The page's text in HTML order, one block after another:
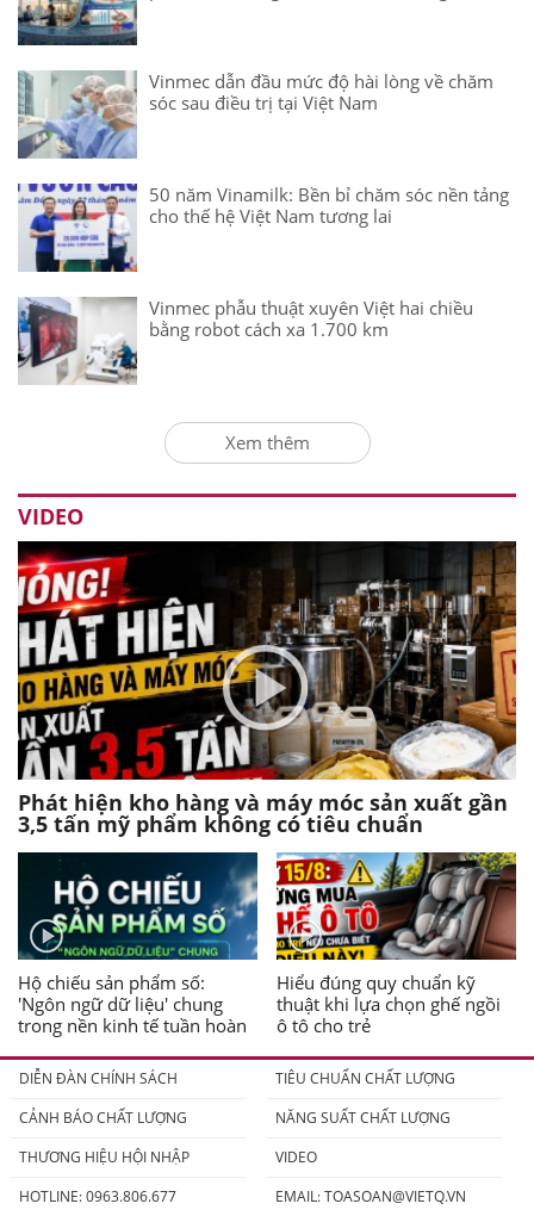
Vinmec dẫn đầu mức độ hài lòng về chăm
sóc sau điều trị tại Việt Nam
50 năm Vinamilk: Bền bỉ chăm sóc nền tảng
cho thế hệ Việt Nam tương lai
Vinmec phẫu thuật xuyên Việt hai chiều
bằng robot cách xa 1.700 km
Xem thêm
VIDEO
Phát hiện kho hàng và máy móc sản xuất gần
3,5 tấn mỹ phẩm không có tiêu chuẩn
Hộ chiếu sản phẩm số:
'Ngôn ngữ dữ liệu' chung
trong nền kinh tế tuần hoàn
Hiểu đúng quy chuẩn kỹ
thuật khi lựa chọn ghế ngồi
ô tô cho trẻ
DIỄN ĐÀN CHÍNH SÁCH
TIÊU CHUẨN CHẤT LƯỢNG
CẢNH BÁO CHẤT LƯỢNG
NĂNG SUẤT CHẤT LƯỢNG
THƯƠNG HIỆU HỘI NHẬP
VIDEO
HOTLINE: 0963.806.677
EMAIL:TOASOAN@VIETQ.VN